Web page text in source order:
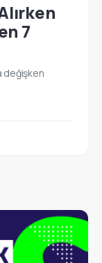
7
değişken